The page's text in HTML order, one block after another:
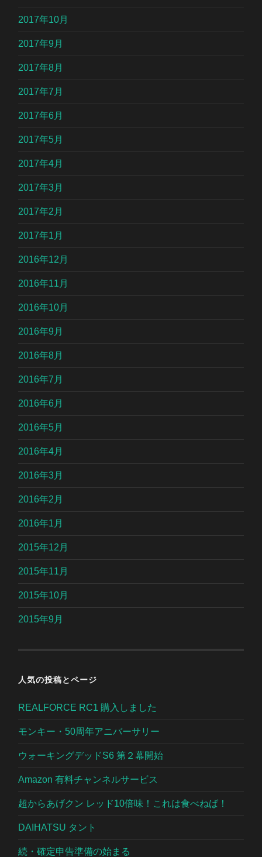
2017年10月
2017年9月
2017年8月
2017年7月
2017年6月
2017年5月
2017年4月
2017年3月
2017年2月
2017年1月
2016年12月
2016年11月
2016年10月
2016年9月
2016年8月
2016年7月
2016年6月
2016年5月
2016年4月
2016年3月
2016年2月
2016年1月
2015年12月
2015年11月
2015年10月
2015年9月
人気の投稿とページ
REALFORCE RC1 購入しました
モンキー・50周年アニバーサリー
ウォーキングデッドS6 第２幕開始
Amazon 有料チャンネルサービス
超からあげクン レッド10倍味！これは食べねば！
DAIHATSU タント
続・確定申告準備の始まる